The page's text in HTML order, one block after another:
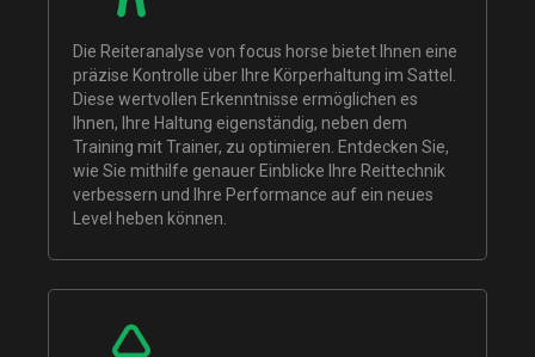
Die Reiteranalyse von focus horse bietet Ihnen eine
präzise Kontrolle über Ihre Körperhaltung im Sattel.
Diese wertvollen Erkenntnisse ermöglichen es
Ihnen, Ihre Haltung eigenständig, neben dem
Training mit Trainer, zu optimieren. Entdecken Sie,
wie Sie mithilfe genauer Einblicke Ihre Reittechnik
verbessern und Ihre Performance auf ein neues
Level heben können.